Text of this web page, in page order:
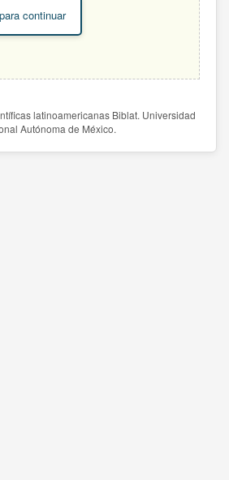
continuar
latinoamericanas Biblat. Universidad
Autónoma de México.